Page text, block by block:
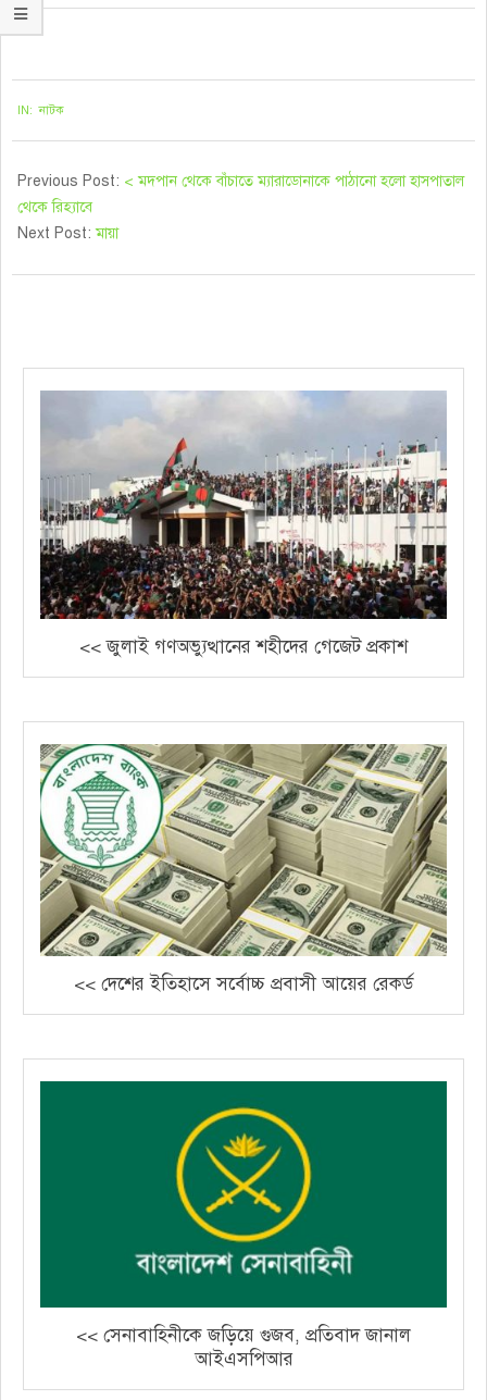
IN: নাটক
Previous Post: < মদপান থেকে বাঁচাতে ম্যারাডোনাকে পাঠানো হলো হাসপাতাল
থেকে রিহ্যাবে
Next Post:মায়া
<< জুলাই গণঅভ্যুত্থানের শহীদের গেজেট প্রকাশ
<< দেশের ইতিহাসে সর্বোচ্চ প্রবাসী আয়ের রেকর্ড
<< সেনাবাহিনীকে জড়িয়ে গুজব, প্রতিবাদ জানাল
আইএসপিআর